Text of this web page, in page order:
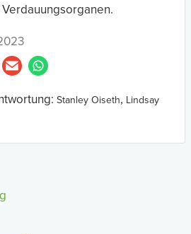
Stanley Oiseth, Lindsay